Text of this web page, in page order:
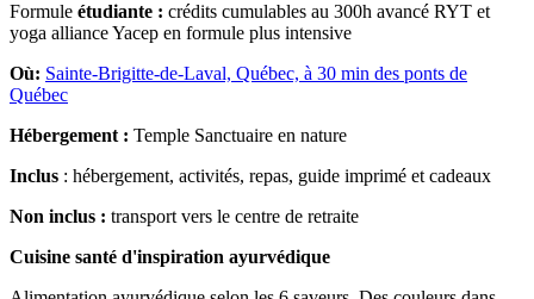
Formule étudiante : crédits cumulables au 300h avancé RYT et
yoga alliance Yacep en formule plus intensive
Où: Sainte-Brigitte-de-Laval, Québec, à 30 min des ponts de
Québec
Hébergement : Temple Sanctuaire en nature
Inclus : hébergement, activités, repas, guide imprimé et cadeaux
Non inclus : transport vers le centre de retraite
Cuisine santé d'inspiration ayurvédique